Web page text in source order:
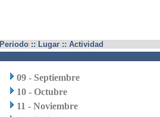
Periodo :: Lugar :: Actividad
09 - Septiembre
10 - Octubre
11 - Noviembre